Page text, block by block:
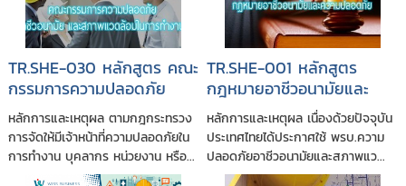
TR.SHE-030 หลักสูตร คณะ
กรรมการความปลอดภัย
อาชีวอนามัยและสภาพ
แวดล้อมในการทำงาน (คปอ.)
หลักการและเหตุผล ตามกฎกระทรวง
การจัดให้มีเจ้าหน้าที่ความปลอดภัยใน
การทำงาน บุคลากร หน่วยงาน หรือ...
TR.SHE-001 หลักสูตร
กฎหมายอาชีวอนามัยและ
ความปลอดภัย และการ
ประเมินความสอดคล้อง
กฎหมายตามระบบ ISO
45001:2018
หลักการและเหตุผล เนื่องด้วยปัจจุบัน
ประเทศไทยได้ประกาศใช้ พรบ.ความ
ปลอดภัยอาชีวอนามัยและสภาพแว...